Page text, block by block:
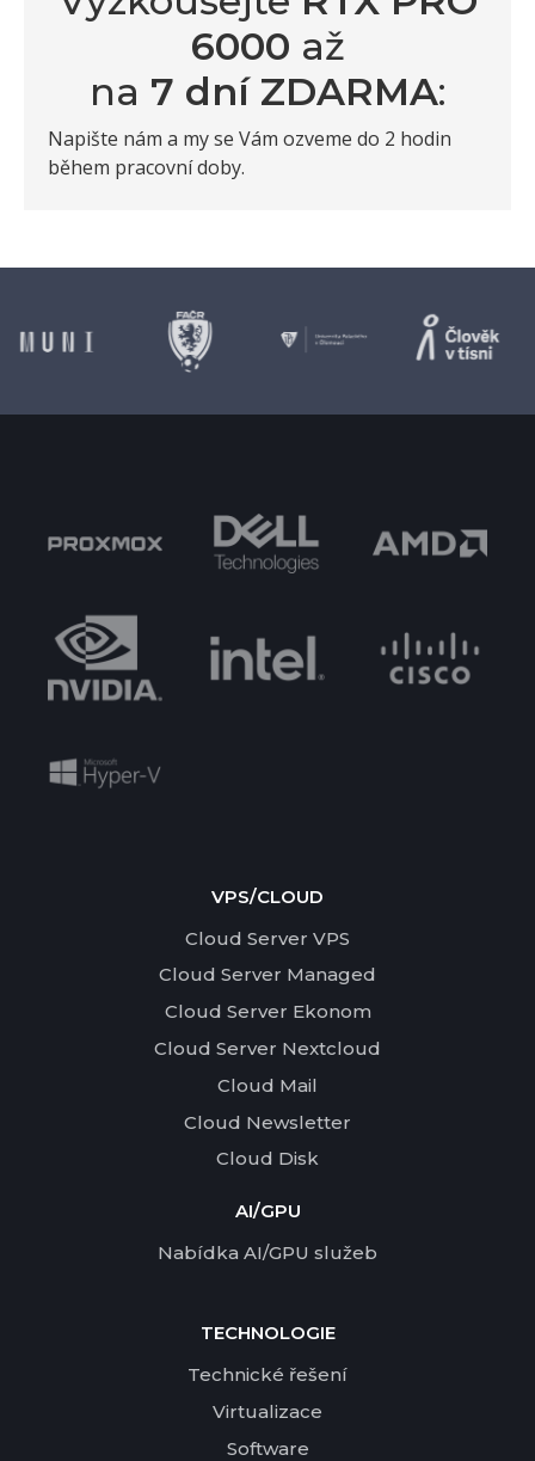
6000 až
na 7 dní ZDARMA:
Napište nám a my se Vám ozveme do 2 hodin
během pracovní doby.
VPS/CLOUD
Cloud Server VPS
Cloud Server Managed
Cloud Server Ekonom
Cloud Server Nextcloud
Cloud Mail
Cloud Newsletter
Cloud Disk
AI/GPU
Nabídka AI/GPU služeb
TECHNOLOGIE
Technické řešení
Virtualizace
Software